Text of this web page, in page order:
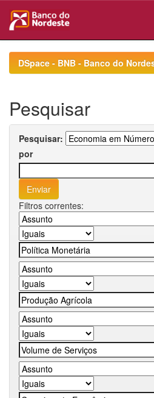
navigationDSpace - BNB - Banco do
Pesquisar
Pesquisar:
por
Filtros correntes: